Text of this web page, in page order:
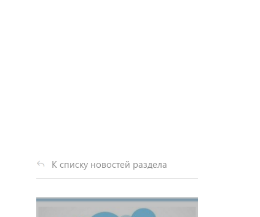
К списку новостей раздела